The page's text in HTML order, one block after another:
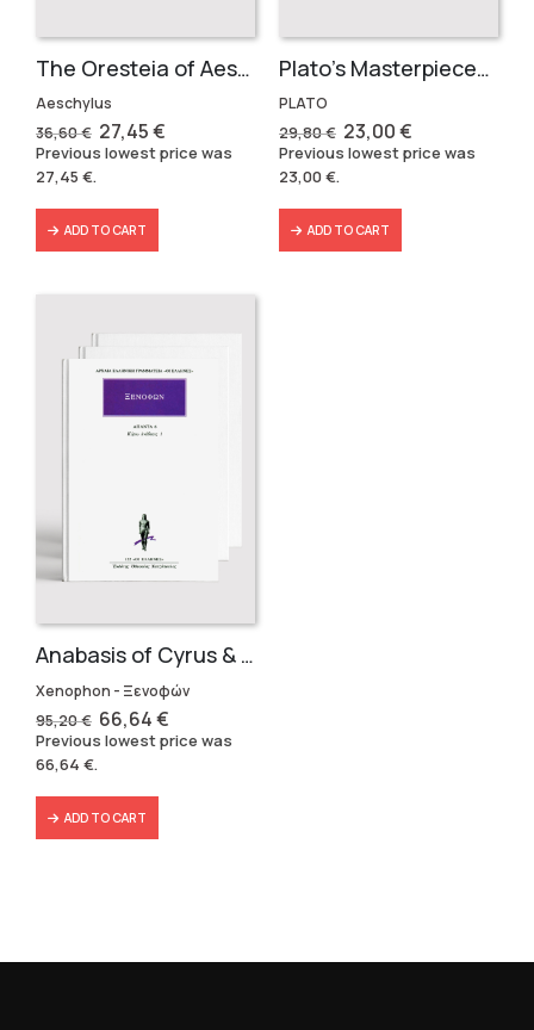
The Oresteia of Aeschylus (3 volumes)
Aeschylus
36,60€ Original
price
was:
27,45€Current
price
is:
Previous lowest price was
27,45 €.
ADD TO CART
Plato’s Masterpieces (2 volumes)
PLATO
29,80€ Original
price
was:
23,00€Current
price
is:
Previous lowest price was
23,00€.
ADD TO CART
Anabasis of Cyrus & Cyropaedia (5 volumes)
Xenophon - Ξενοφών
95,20€ Original
price
was:
95,20 €.
66,64€Current
price
is:
Previous lowest price was
66,64 €.
ADD TO CART